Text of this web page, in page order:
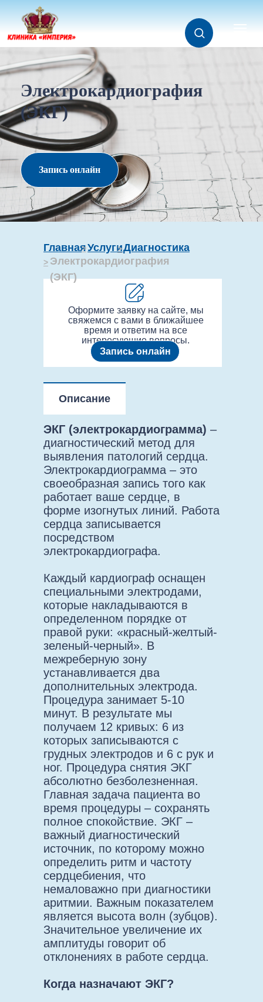
Электрокардиография
(ЭКГ)
Запись онлайн
Оформите заявку на сайте, мы
свяжемся с вами в ближайшее
время и ответим на все
интересующие вопросы.
Запись онлайн
ГлавнаяУслуги
> Диагностика
>
> Электрокардиография
(ЭКГ)
Описание
ЭКГ (электрокардиограмма) –
диагностический метод для
выявления патологий сердца.
Электрокардиограмма – это
своеобразная запись того как
работает ваше сердце, в
форме изогнутых линий. Работа
сердца записывается
посредством
электрокардиографа.
Каждый кардиограф оснащен
специальными электродами,
которые накладываются в
определенном порядке от
правой руки: «красный-желтый-
зеленый-черный». В
межреберную зону
устанавливается два
дополнительных электрода.
Процедура занимает 5-10
минут. В результате мы
получаем 12 кривых: 6 из
которых записываются с
грудных электродов и 6 с рук и
ног. Процедура снятия ЭКГ
абсолютно безболезненная.
Главная задача пациента во
время процедуры – сохранять
полное спокойствие. ЭКГ –
важный диагностический
источник, по которому можно
определить ритм и частоту
сердцебиения, что
немаловажно при диагностики
аритмии. Важным показателем
является высота волн (зубцов).
Значительное увеличение их
амплитуды говорит об
отклонениях в работе сердца.
Когда назначают ЭКГ?